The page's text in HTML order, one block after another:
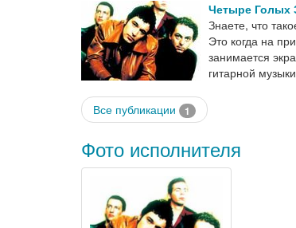
Четыре Голых
Знаете, что
Это когда на
занимается
гитарной
Все публикации 1
Фото исполнителя